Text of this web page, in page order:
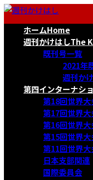
コ
ナ
ホームHome
週刊かけはしThe
既刊号一覧
2021年
週刊か
第四インターナシ
第18回世界
第17回世界
第16回世界
第15回世界
第11回世界
日本支部関連
国際委員会